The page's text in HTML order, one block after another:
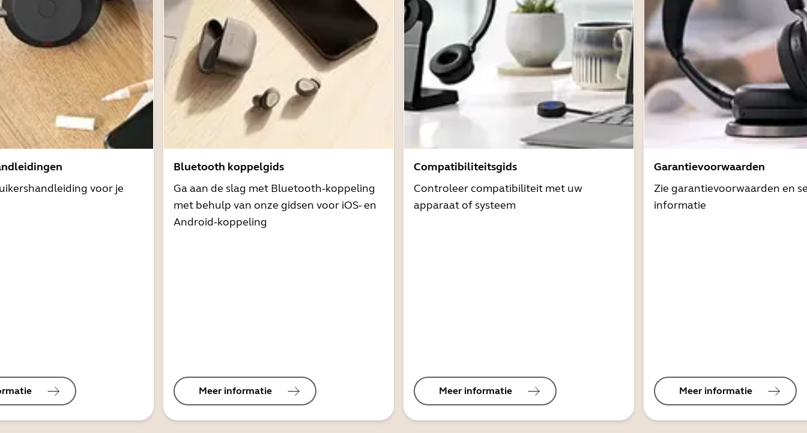
voor je
Bluetooth koppelgids
Ga aan de slag met Bluetooth-koppeling
met behulp van onze gidsen voor iOS- en
Android-koppeling
Meer informatie
Compatibiliteitsgids
Controleer compatibiliteit met uw
apparaat of systeem
Meer informatie
Garantievoorwaarden
Zie garantievoorwaarden en
informatie
Meer informatie